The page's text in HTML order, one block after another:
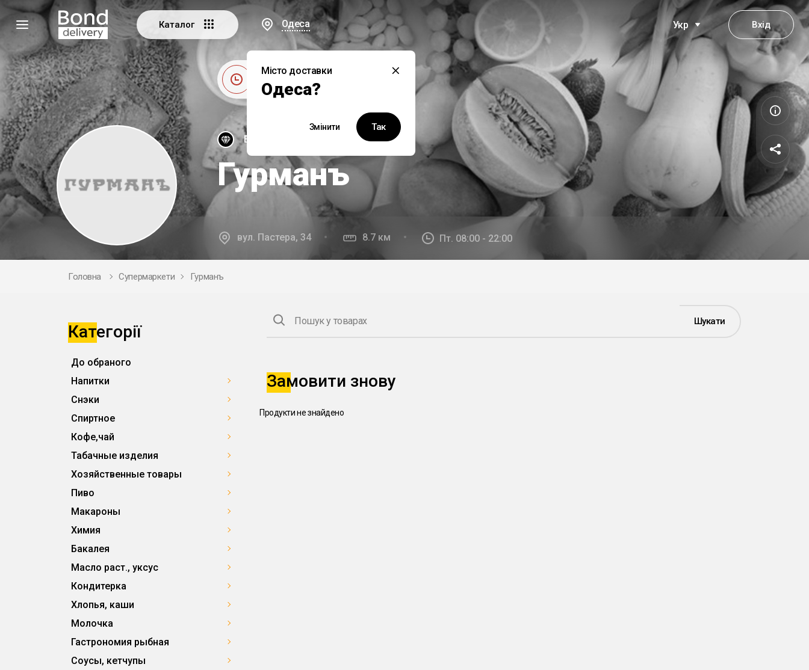
Каталог Одеса
Місто доставки
Одеса?
Змінити Так
Укр Вхід
Цей заклад наразі не працює
Ексклюзивно у Bond Delivery
Гурманъ
вул. Пастера, 34 8.7 км Пт. 08:00 - 22:00
Головна Супермаркети Гурманъ
Категорії
До обраного
Напитки
Снэки
Спиртное
Кофе,чай
Табачные изделия
Хозяйственные товары
Пиво
Макароны
Химия
Бакалея
Масло раст., уксус
Кондитерка
Хлопья, каши
Молочка
Гастрономия рыбная
Соусы, кетчупы
Пошук у товарах Шукати
Замовити знову
Продукти не знайдено